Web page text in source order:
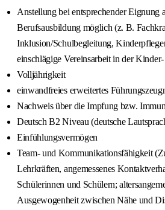
Anstellung bei entsprechender Eignung
Berufsausbildung möglich (z. B.
Inklusion/Schulbegleitung,
einschlägige Vereinsarbeit in der
Volljährigkeit
einwandfreies erweitertes
Nachweis über die Impfung bzw.
Deutsch B2 Niveau (deutsche
Einfühlungsvermögen
Team- und Kommunikationsfähigkeit
Lehrkräften, angemessenes
Schülerinnen und Schülern;
Ausgewogenheit zwischen Nähe und